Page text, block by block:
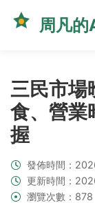
周凡的
三民市場
食、營業
握
發佈時間：
更新時間：
瀏覽次數：878